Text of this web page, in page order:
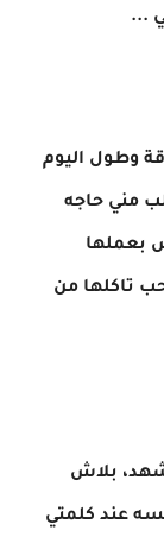
...
وطول اليوم
مني حاجه
بعملها
تاكلها من
بلاش
عند كلمتي